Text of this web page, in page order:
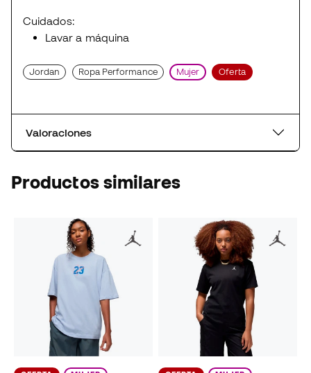
Cuidados:
Lavar a máquina
Jordan Ropa Performance Mujer Oferta
Valoraciones
Productos similares